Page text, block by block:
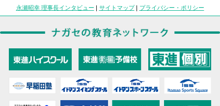
永瀬昭幸 理事長インタビュー | サイトマップ| プライバシー・ポリシー